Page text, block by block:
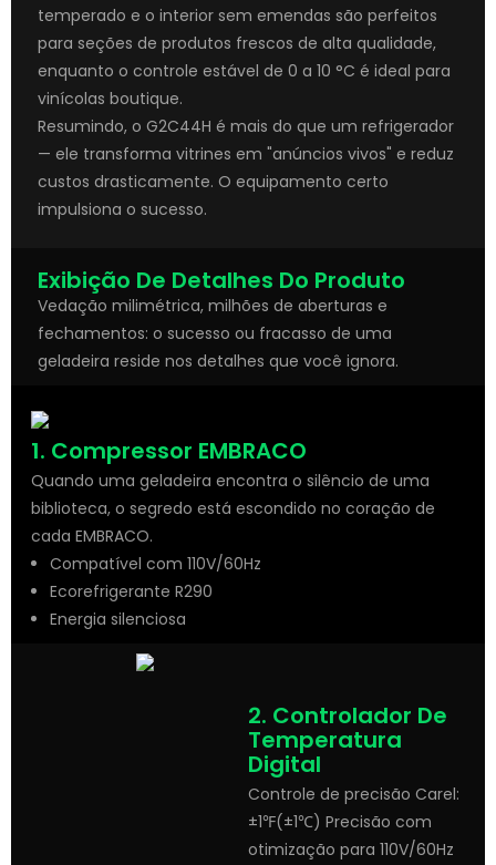
temperado e o interior sem emendas são perfeitos
para seções de produtos frescos de alta qualidade,
enquanto o controle estável de 0 a 10 °C é ideal para
vinícolas boutique.
Resumindo, o G2C44H é mais do que um refrigerador
— ele transforma vitrines em "anúncios vivos" e reduz
custos drasticamente. O equipamento certo
impulsiona o sucesso.
Exibição De Detalhes Do Produto
Vedação milimétrica, milhões de aberturas e
fechamentos: o sucesso ou fracasso de uma
geladeira reside nos detalhes que você ignora.
1. Compressor EMBRACO
Quando uma geladeira encontra o silêncio de uma
biblioteca, o segredo está escondido no coração de
cada EMBRACO.
Compatível com 110V/60Hz
Ecorefrigerante R290
Energia silenciosa
2. Controlador De
Temperatura
Digital
Controle de precisão Carel:
±1℉(±1℃) Precisão com
otimização para 110V/60Hz